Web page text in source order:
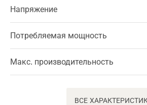
Напряжение
Потребляемая мощность
Макс. производительность
ВСЕ